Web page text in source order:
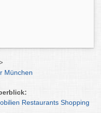
München
Restaurants Shopping